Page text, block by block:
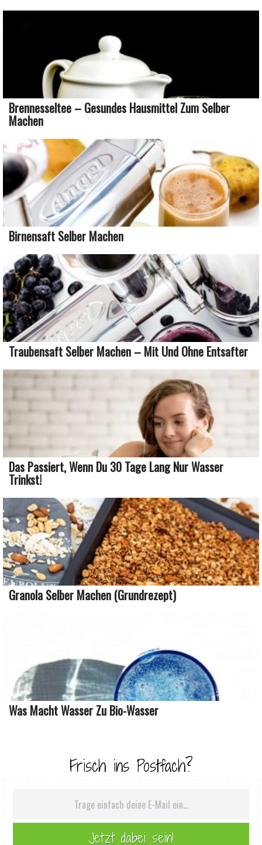
Brennesseltee – Gesundes Hausmittel Zum Selber
Machen
Birnensaft Selber Machen
Traubensaft Selber Machen – Mit Und Ohne Entsafter
Das Passiert, Wenn Du 30 Tage Lang Nur Wasser
Trinkst!
Granola Selber Machen (Grundrezept)
Was Macht Wasser Zu Bio-Wasser
Frisch ins Postfach?